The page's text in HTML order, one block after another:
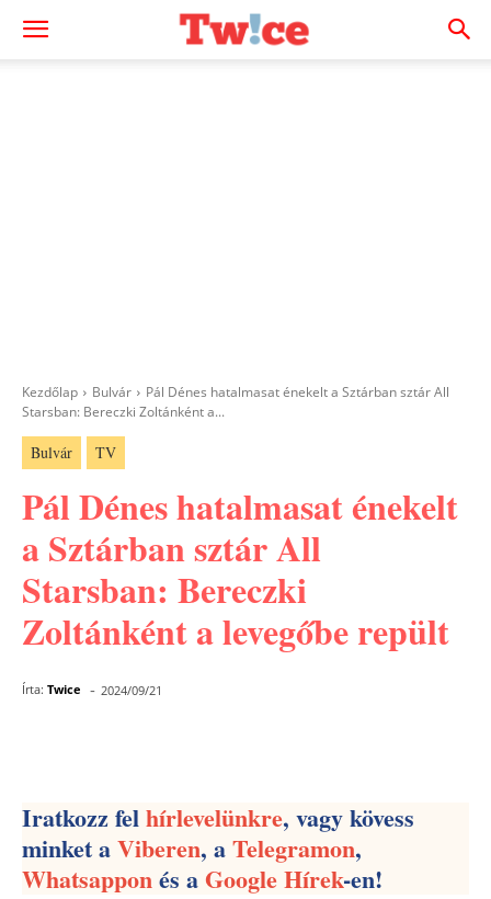
Kezdőlap Bulvár
Pál Dénes hatalmasat énekelt a Sztárban sztár All
Starsban: Bereczki Zoltánként a...
Bulvár TV
Pál Dénes hatalmasat énekelt
a Sztárban sztár All
Starsban: Bereczki
Zoltánként a levegőbe repült
Írta: Twice - 2024/09/21
Iratkozz felhírlevelünkre, vagy kövess
minket aViberen, aTelegramon,
Whatsapponés aGoogle Hírek-en!